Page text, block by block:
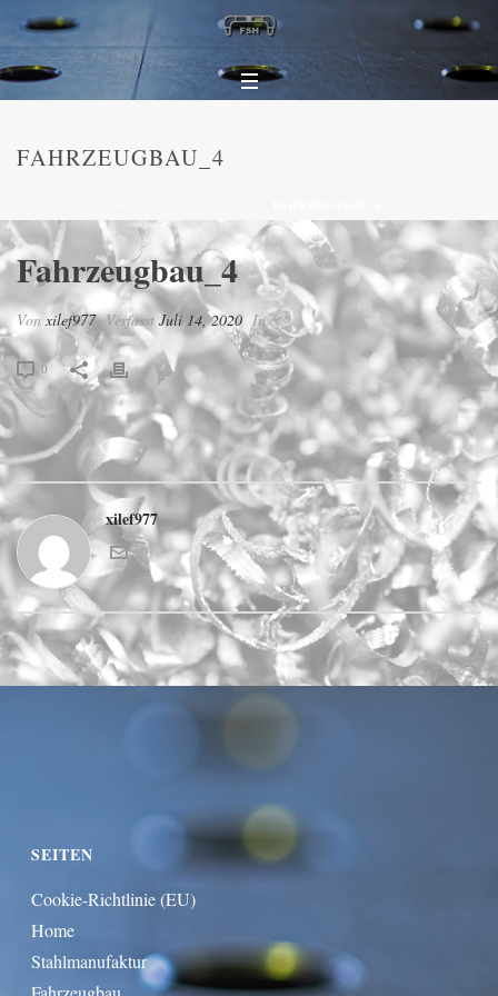
FAHRZEUGBAU_4
Fahrzeugbau_4
Von xilef977 VerfasstJuli 14, 2020 In
0
xilef977
SEITEN
Cookie-Richtlinie (EU)
Home
Stahlmanufaktur